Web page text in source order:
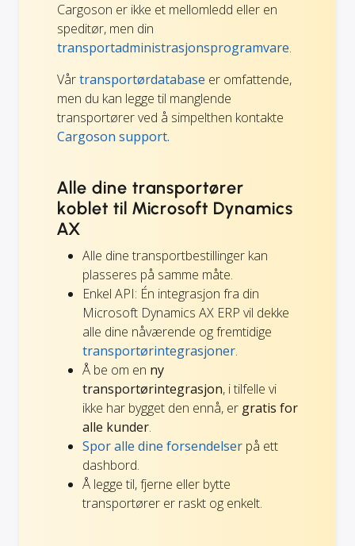
Cargoson er ikke et mellomledd eller en
speditør, men din
transportadministrasjonsprogramvare.
Vårtransportørdatabase er omfattende,
men du kan legge til manglende
transportører ved å simpelthen kontakte
Cargoson support.
Alle dine transportører
koblet til Microsoft Dynamics
AX
Alle dine transportbestillinger kan
plasseres på samme måte.
Enkel API: Én integrasjon fra din
Microsoft Dynamics AX ERP vil dekke
alle dine nåværende og fremtidige
transportørintegrasjoner.
Å be om en ny
transportørintegrasjon, i tilfelle vi
ikke har bygget den ennå, er gratis for
alle kunder.
Spor alle dine forsendelser på ett
dashbord.
Å legge til, fjerne eller bytte
transportører er raskt og enkelt.